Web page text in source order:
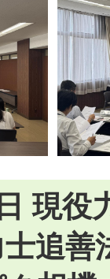
現役
追善